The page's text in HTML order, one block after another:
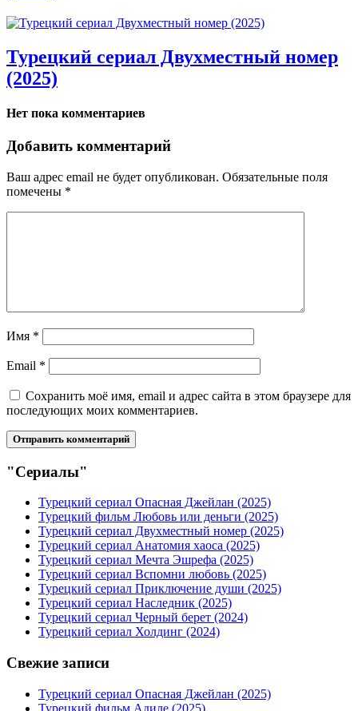
Турецкий сериал Двухместный номер
(2025)
Нет пока комментариев
Добавить комментарий
Ваш адрес email не будет опубликован. Обязательные поля
помечены *
Имя *
Email *
Сохранить моё имя, email и адрес сайта в этом браузере для
последующих моих комментариев.
"Сериалы"
Турецкий сериал Опасная Джейлан (2025)
Турецкий фильм Любовь или деньги (2025)
Турецкий сериал Двухместный номер (2025)
Турецкий сериал Анатомия хаоса (2025)
Турецкий сериал Мечта Эшрефа (2025)
Турецкий сериал Вспомни любовь (2025)
Турецкий сериал Приключение души (2025)
Турецкий сериал Наследник (2025)
Турецкий сериал Черный берет (2024)
Турецкий сериал Холдинг (2024)
Свежие записи
Турецкий сериал Опасная Джейлан (2025)
Турецкий фильм Адиле (2025)